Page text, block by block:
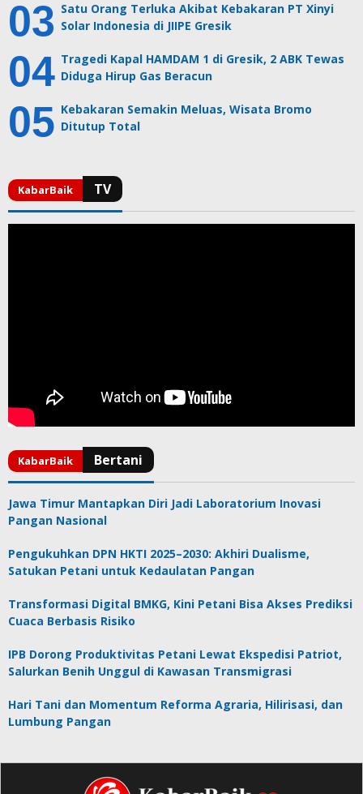
Satu Orang Terluka Akibat Kebakaran PT Xinyi
Solar Indonesia di JIIPE Gresik
Tragedi Kapal HAMDAM 1 di Gresik, 2 ABK Tewas
Diduga Hirup Gas Beracun
Kebakaran Semakin Meluas, Wisata Bromo
Ditutup Total
Jawa Timur Mantapkan Diri Jadi Laboratorium Inovasi
Pangan Nasional
Pengukuhkan DPN HKTI 2025–2030: Akhiri Dualisme,
Satukan Petani untuk Kedaulatan Pangan
Transformasi Digital BMKG, Kini Petani Bisa Akses Prediksi
Cuaca Berbasis Risiko
IPB Dorong Produktivitas Petani Lewat Ekspedisi Patriot,
Salurkan Benih Unggul di Kawasan Transmigrasi
Hari Tani dan Momentum Reforma Agraria, Hilirisasi, dan
Lumbung Pangan